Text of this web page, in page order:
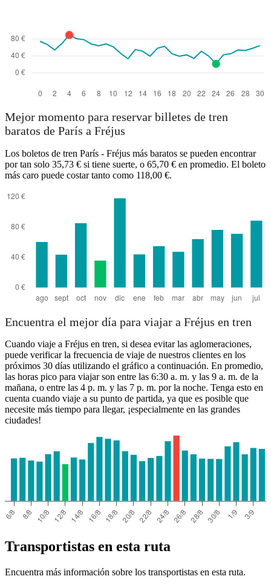
Mejor momento para reservar billetes de tren
baratos de París a Fréjus
Los boletos de tren París - Fréjus más baratos se pueden encontrar
por tan solo 35,73 € si tiene suerte, o 65,70 € en promedio. El boleto
más caro puede costar tanto como 118,00 €.
Encuentra el mejor día para viajar a Fréjus en tren
Cuando viaje a Fréjus en tren, si desea evitar las aglomeraciones,
puede verificar la frecuencia de viaje de nuestros clientes en los
próximos 30 días utilizando el gráfico a continuación. En promedio,
las horas pico para viajar son entre las 6:30 a. m. y las 9 a. m. de la
mañana, o entre las 4 p. m. y las 7 p. m. por la noche. Tenga esto en
cuenta cuando viaje a su punto de partida, ya que es posible que
necesite más tiempo para llegar, ¡especialmente en las grandes
ciudades!
Transportistas en esta ruta
Encuentra más información sobre los transportistas en esta ruta.